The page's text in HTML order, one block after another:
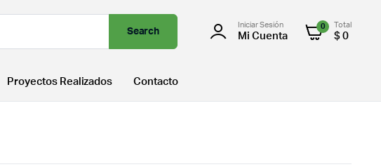
Search
Iniciar Sesión
Mi Cuenta
0 Total
$ 0
Proyectos Realizados Contacto